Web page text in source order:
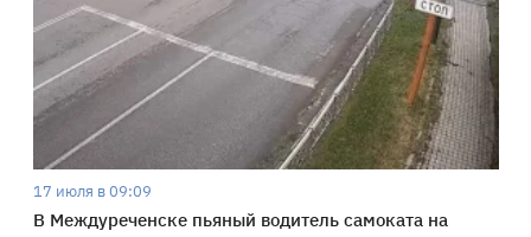
17 июля в 09:09
В Междуреченске пьяный водитель самоката на